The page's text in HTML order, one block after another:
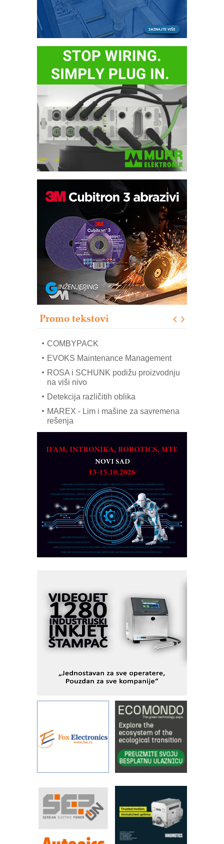
Promo tekstovi
Bezbednost na prvom mestu!
IB BLUMENAUER - više od 40 godina
poverenja u industriji
RMQ-TITAN ADVANCED INDICATOR
– Pametna signalizacija za efikasnije
upravljanje mašinama
Sigurnije ispitivanje transformatora u
solarnim elektranama i vetroparkovima
Pranje točkova na gradilištu- standard
modernog i odgovornog građenja
mrežnog pretvarača sa tečnim
COMBYPACK
EVOKS Maintenance Management
ROSA i SCHUNK podižu proizvodnju
na viši nivo
Detekcija različitih oblika
MAREX - Lim i mašine za savremena
rešenja
partner
CTO - Prilagodite svoju toplinsku
Razvoj asortimanskog pravca MINI-
PLC AKYTEC
AUKOM: Svetski standard metrologije
dostupan u Srbiji
MOTOMAN – NEXT-Robotika vođena
veštačkom inteligencijom
I.SAFE MOBILE revolucioniše
Fleksibilno stezanje i brzo
podešavanje u proizvodnji prototipova
KIP KOP – napredna rešenja za
savremene industrijske i logističke
objekte
Alba d.o.o. – 35 godina preciznosti u
IBeRTIM - oprema za ispitivanje
STAUFF – Komponente koje
povećavaju pouzdanost hidrauličkih
YAMADA pumpe – japanska
pouzdanost u transferu fluida
Filtration Group Industrial – Napredna
rešenja za filtraciju u hidrauličkim i
RILINEX kompanije Rittal
FANUC: Najbolje za vašu pametnu
automatizaciju
Efikasno upravljanje energijom